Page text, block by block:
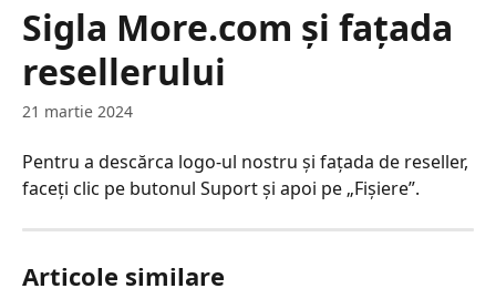
Sigla More.com și fațada
resellerului
21 martie 2024
Pentru a descărca logo-ul nostru și fațada de reseller,
faceți clic pe butonul Suport și apoi pe „Fișiere”.
Articole similare